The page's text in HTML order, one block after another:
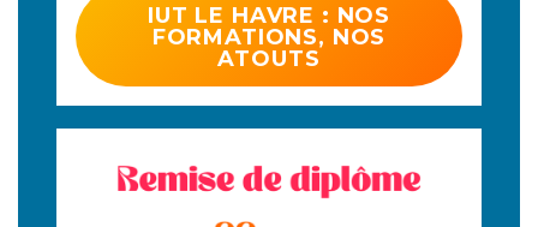
IUT LE HAVRE : NOS
FORMATIONS, NOS
ATOUTS